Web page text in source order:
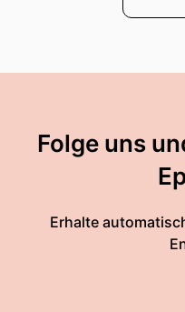
Folge uns
Erhalte